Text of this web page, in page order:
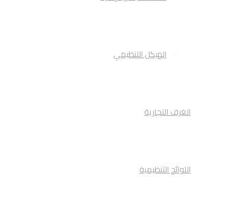
الهيكل التنظيمي
الغرف التجارية
اللوائح التنظيمية